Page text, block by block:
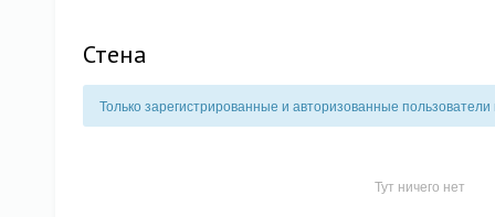
Стена
Только зарегистрированные и авторизованные пользователи
Тут ничего нет